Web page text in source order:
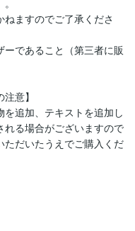
ねますのでご了承くださ
ーであること（第三者に販
意】
追加、テキストを追加し
れる場合がございますので
だいたうえでご購入くだ